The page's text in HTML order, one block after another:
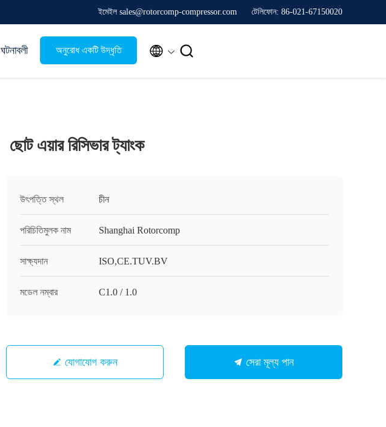
ইমেইল sales@rotorcomp-compressor.com টেলিফোন: 86-021-67150020
ঘটনাবলী অনুরোধ একটি উদ্ধৃতি  
ছোট এয়ার রিসিভার ট্যাংক
উৎপত্তি স্থল চীন
পরিচিতিমুলক নাম Shanghai Rotorcomp
সাক্ষ্যদান ISO,CE.TUV.BV
মডেল নম্বার C1.0 / 1.0
যোগাযোগ করুন সেরা মূল্য পান